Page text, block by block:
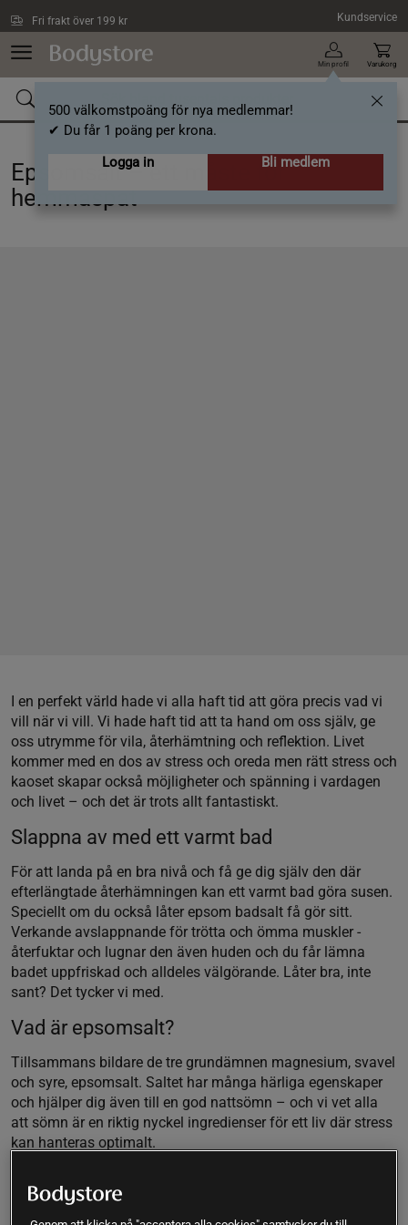
Fri frakt över 199 kr Kundservice
Min profil
500 välkomstpoäng för nya medlemmar!
✔ Du får 1 poäng per krona.
Logga in
Bli medlem
Varukorg
Epsomsalt – ett måste för
hemmaspat
I en perfekt värld hade vi alla haft tid att göra precis vad vi
vill när vi vill. Vi hade haft tid att ta hand om oss själv, ge
oss utrymme för vila, återhämtning och reflektion. Livet
kommer med en dos av stress och oreda men rätt stress och
kaoset skapar också möjligheter och spänning i vardagen
och livet – och det är trots allt fantastiskt.
Slappna av med ett varmt bad
För att landa på en bra nivå och få ge dig själv den där
efterlängtade återhämningen kan ett varmt bad göra susen.
Speciellt om du också låter epsom badsalt få gör sitt.
Verkande avslappnande för trötta och ömma muskler -
återfuktar och lugnar den även huden och du får lämna
badet uppfriskad och alldeles välgörande. Låter bra, inte
sant? Det tycker vi med.
Vad är epsomsalt?
Tillsammans bildare de tre grundämnen magnesium, svavel
och syre, epsomsalt. Saltet har många härliga egenskaper
och hjälper dig även till en god nattsömn – och vi vet alla
att sömn är en riktig nyckel ingredienser för ett liv där stress
kan hanteras optimalt.